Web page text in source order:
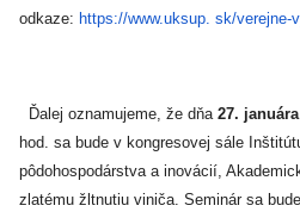
odkaze: https://www.uksup. sk/verejne-
Ďalej oznamujeme, že dňa 27.
hod. sa bude v kongresovej sále
pôdohospodárstva a inovácií,
zlatému žltnutiu viniča. Seminár sa